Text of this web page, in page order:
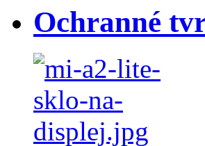
Ochranné